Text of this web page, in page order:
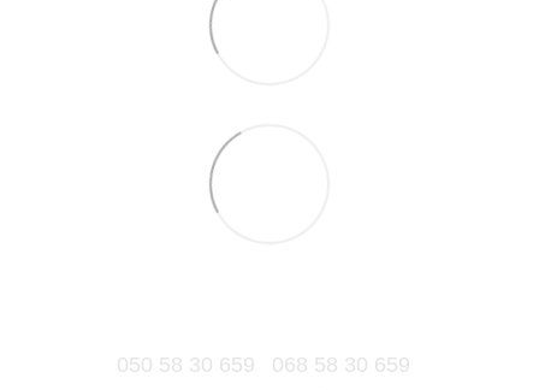
050 58 30 659
068 58 30 659